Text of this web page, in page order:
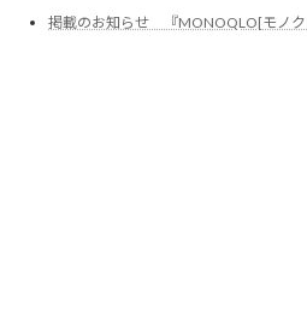
掲載のお知らせ 『MONOQLO[モノク